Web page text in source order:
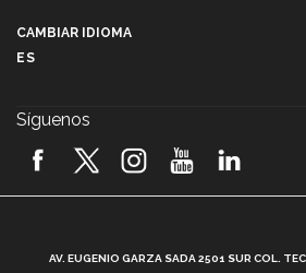
2026! (video)
CAMBIAR IDIOMA
ES
Síguenos
AV. EUGENIO GARZA SADA 2501 SUR COL.